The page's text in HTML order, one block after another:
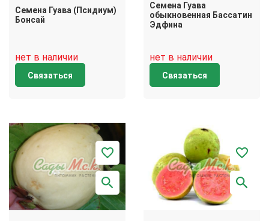
Семена Гуава (Псидиум)
Бонсай
нет в наличии
Связаться
Семена Гуава
обыкновенная Бассатин
Эдфина
нет в наличии
Связаться